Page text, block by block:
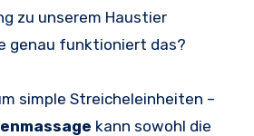
zu unserem Haustier
genau funktioniert das?
simple Streicheleinheiten –
kann sowohl die